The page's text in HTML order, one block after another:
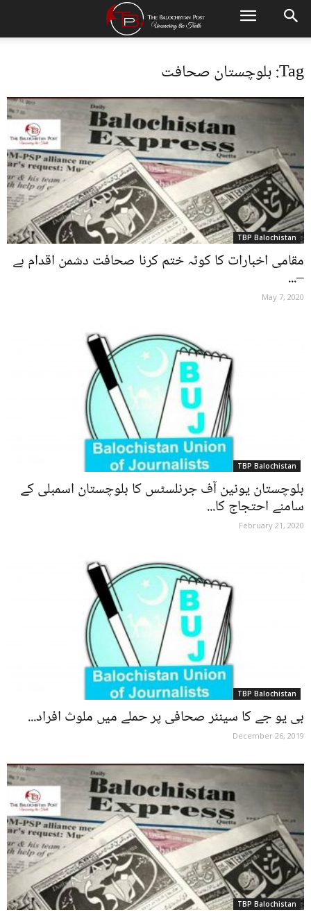
Tag: بلوچستان صحافت
TBP Balochistan
مقامی اخبارات کا کوٹہ ختم کرنا صحافت دشمن اقدام ہے
–...
May 7, 2020
TBP Balochistan
بلوچستان یونین آف جرنلسٹس کا بلوچستان اسمبلی کے
سامنے احتجاج کا...
February 21, 2020
TBP Balochistan
بی یو جے کا سینئر صحافی پر حملے میں ملوث افراد...
December 26, 2019
TBP Balochistan